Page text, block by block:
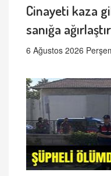
Cinayeti kaza
sanığa
6 Ağustos 2026